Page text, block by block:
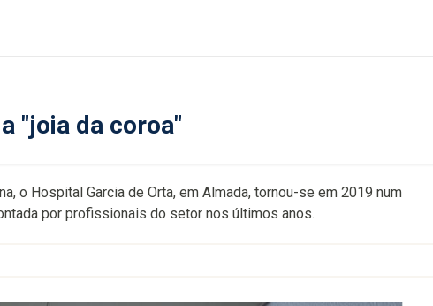
"joia da coroa"
o Hospital Garcia de Orta, em Almada, tornou-se em 2019 num
por profissionais do setor nos últimos anos.